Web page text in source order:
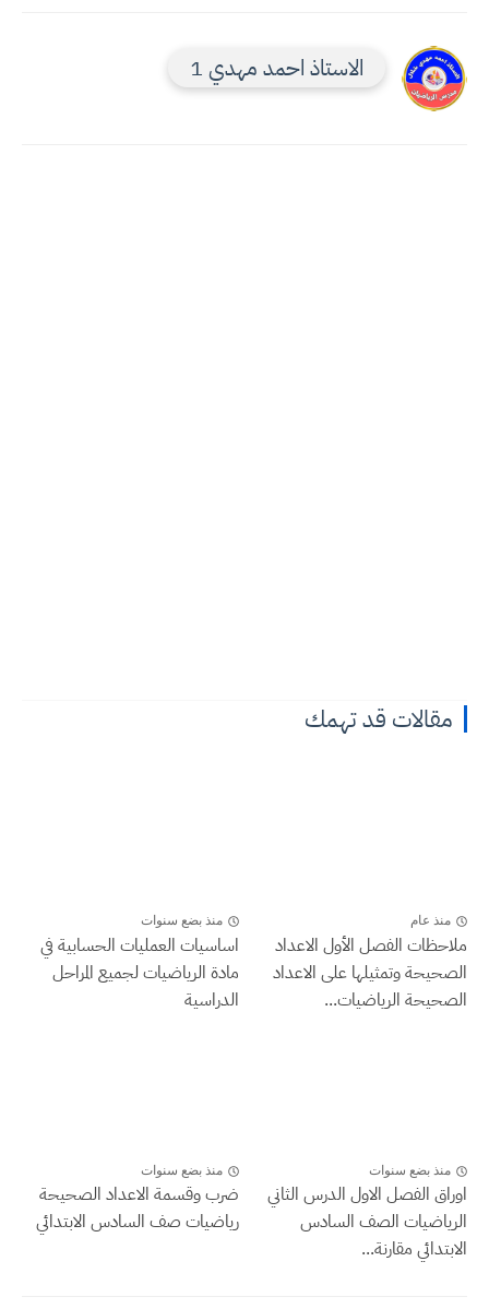
الاستاذ احمد مهدي 1
مقالات قد تهمك
منذ عام
ملاحظات الفصل الأول الاعداد
الصحيحة وتمثيلها على الاعداد
الصحيحة الرياضيات...
منذ بضع سنوات
اساسيات العمليات الحسابية في
مادة الرياضيات لجميع المراحل
الدراسية
منذ بضع سنوات
اوراق الفصل الاول الدرس الثاني
الرياضيات الصف السادس
الابتدائي مقارنة...
منذ بضع سنوات
ضرب وقسمة الاعداد الصحيحة
رياضيات صف السادس الابتدائي